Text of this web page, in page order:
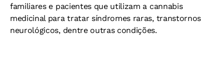
familiares e pacientes que utilizam a cannabis
medicinal para tratar síndromes raras, transtornos
neurológicos, dentre outras condições.